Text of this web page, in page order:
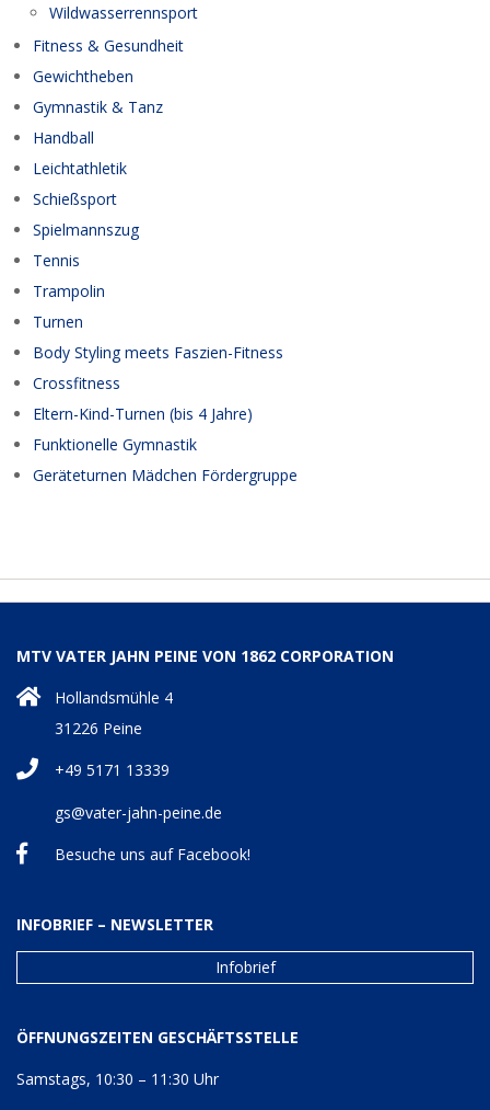
Wildwasserrennsport
Fitness & Gesundheit
Gewichtheben
Gymnastik & Tanz
Handball
Leichtathletik
Schießsport
Spielmannszug
Tennis
Trampolin
Turnen
Body Styling meets Faszien-Fitness
Crossfitness
Eltern-Kind-Turnen (bis 4 Jahre)
Funktionelle Gymnastik
Geräteturnen Mädchen Fördergruppe
MTV VATER JAHN PEINE VON 1862 CORPORATION
Hollandsmühle 4
31226 Peine
+49 5171 13339
gs@vater-jahn-peine.de
Besuche uns auf Facebook!
INFOBRIEF – NEWSLETTER
Infobrief
ÖFFNUNGSZEITEN GESCHÄFTSSTELLE
Samstags, 10:30 – 11:30 Uhr